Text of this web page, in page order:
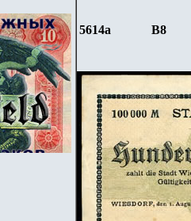
5614a B8